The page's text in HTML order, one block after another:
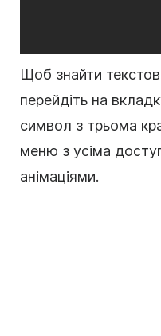
Щоб знайти
перейдіть на
символ з трьома
меню з усіма
анімаціями.